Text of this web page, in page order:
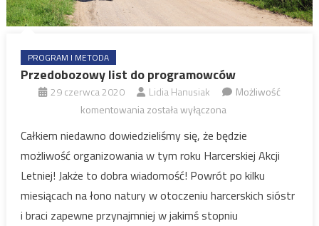
PROGRAM I METODA
Przedobozowy list do programowców
29 czerwca 2020 Lidia Hanusiak
Możliwość
komentowaniaPrzedobozowy
do
programowców
została wyłączona
Całkiem niedawno dowiedzieliśmy się, że będzie
możliwość organizowania w tym roku Harcerskiej Akcji
Letniej! Jakże to dobra wiadomość! Powrót po kilku
miesiącach na łono natury w otoczeniu harcerskich sióstr
i braci zapewne przynajmniej w jakimś stopniu